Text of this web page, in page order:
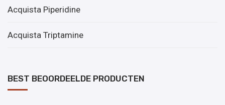
Acquista Piperidine
Acquista Triptamine
BEST BEOORDEELDE PRODUCTEN